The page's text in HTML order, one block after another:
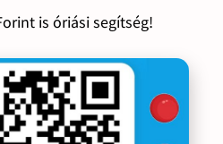
is óriási segítség!